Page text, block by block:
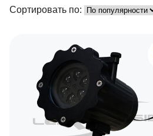
Сортировать по: